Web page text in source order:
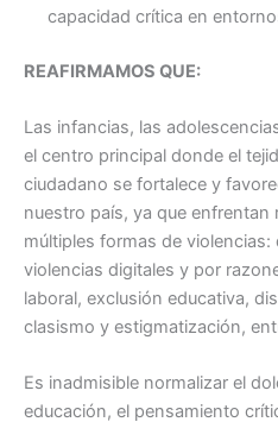
capacidad crítica en
REAFIRMAMOS QUE:
Las infancias, las
el centro principal donde el
ciudadano se fortalece y
nuestro país, ya que enfrentan
múltiples formas de
violencias digitales y por
laboral, exclusión educativa,
clasismo y estigmatización,
Es inadmisible normalizar el
educación, el pensamiento